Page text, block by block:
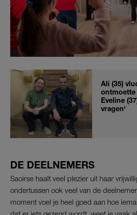
Ali (35)
ontmoette
Eveline
vragen'
DE DEELNEMERS
Saoirse haalt veel plezier uit haar
ondertussen ook veel van de
moment voel je heel goed aan hoe